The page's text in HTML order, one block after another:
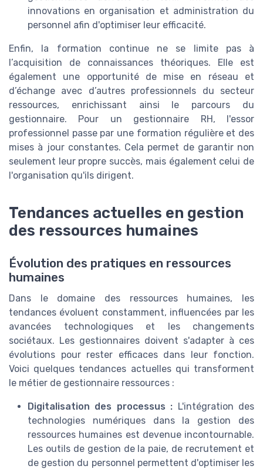
innovations en organisation et administration du
personnel afin d'optimiser leur efficacité.
Enfin, la formation continue ne se limite pas à
l’acquisition de connaissances théoriques. Elle est
également une opportunité de mise en réseau et
d’échange avec d’autres professionnels du secteur
ressources, enrichissant ainsi le parcours du
gestionnaire. Pour un gestionnaire RH, l'essor
professionnel passe par une formation régulière et des
mises à jour constantes. Cela permet de garantir non
seulement leur propre succès, mais également celui de
l'organisation qu'ils dirigent.
Tendances actuelles en gestion
des ressources humaines
Évolution des pratiques en ressources
humaines
Dans le domaine des ressources humaines, les
tendances évoluent constamment, influencées par les
avancées technologiques et les changements
sociétaux. Les gestionnaires doivent s'adapter à ces
évolutions pour rester efficaces dans leur fonction.
Voici quelques tendances actuelles qui transforment
le métier de gestionnaire ressources :
Digitalisation des processus : L'intégration des
technologies numériques dans la gestion des
ressources humaines est devenue incontournable.
Les outils de gestion de la paie, de recrutement et
de gestion du personnel permettent d'optimiser les